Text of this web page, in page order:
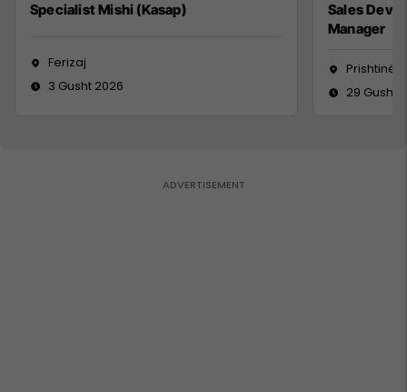
Specialist Mishi (Kasap)
Ferizaj
3 Gusht 2026
Sales
Manager
Prishtinë
29 Gusht